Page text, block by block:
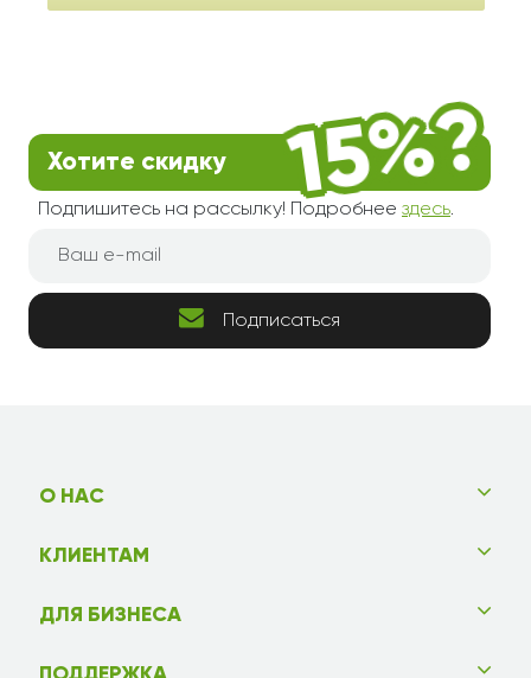
Хотите скидку
Подпишитесь на рассылку! Подробнее здесь.
Подписаться
О НАС
КЛИЕНТАМ
ДЛЯ БИЗНЕСА